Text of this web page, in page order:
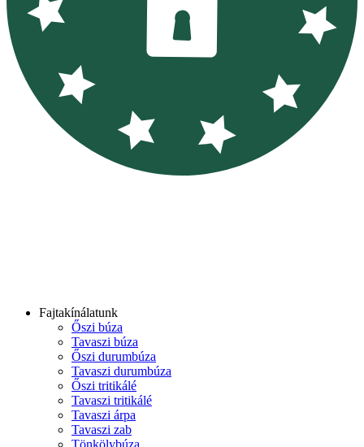
Fajtakínálatunk
Őszi búza
Tavaszi búza
Őszi durumbúza
Tavaszi durumbúza
Őszi tritikálé
Tavaszi tritikálé
Tavaszi árpa
Tavaszi zab